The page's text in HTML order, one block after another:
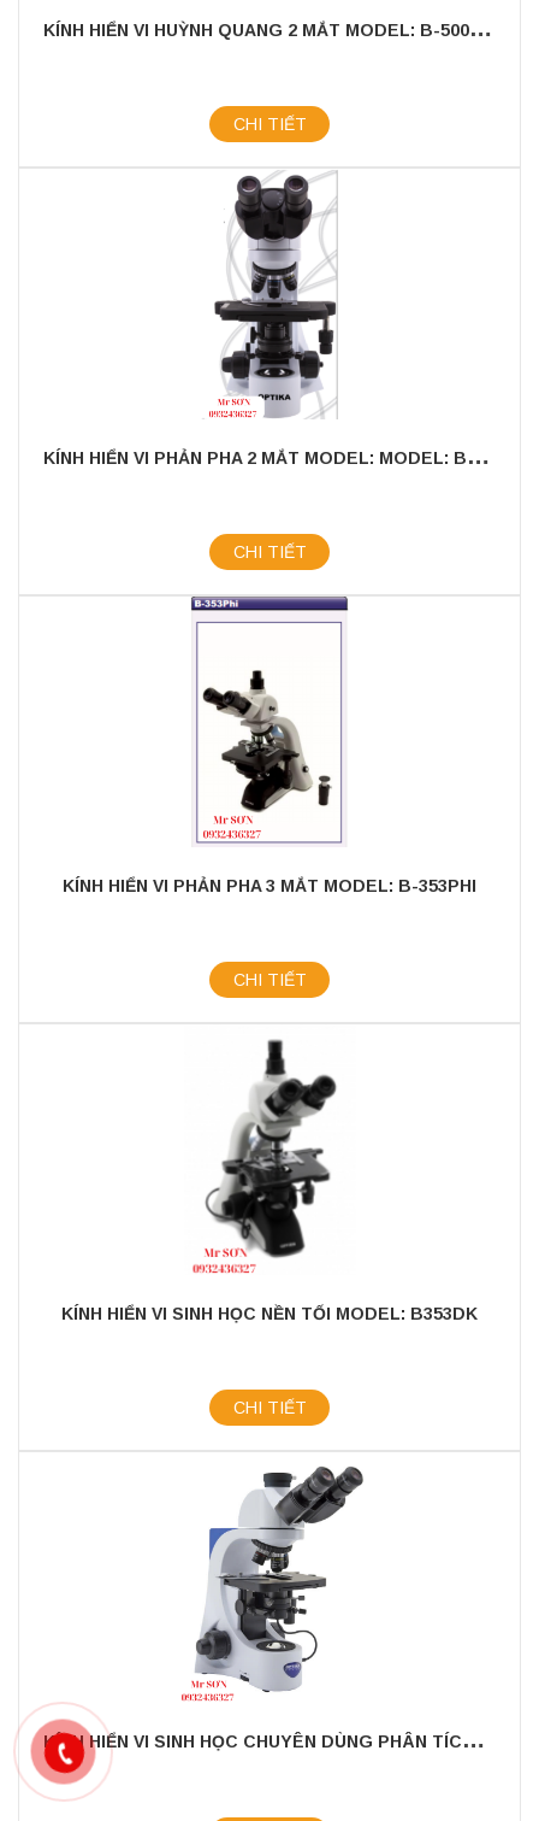
K
ÍNH HIỂN VI HUỲNH QUANG 2 MẮT MODEL: B-500TIFL
CHI TIẾT
K
ÍNH HIỂN VI PHẢN PHA 2 MẮT MODEL: MODEL: B-382PH - ALC
CHI TIẾT
KÍNH HIỂN VI PHẢN PHA 3 MẮT MODEL: B-353PHI
CHI TIẾT
KÍNH HIỂN VI SINH HỌC NỀN TỐI MODEL: B353DK
CHI TIẾT
K
ÍNH HIỂN VI SINH HỌC CHUYÊN DÙNG PHÂN TÍCH MÁU SỐNG ( KÍNH HIỂN VI SINH HỌC NỀN TỐI ) MODEL: B383DK